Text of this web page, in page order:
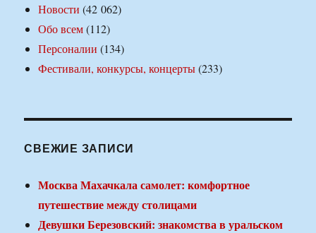
Новости (42 062)
Обо всем(112)
Персоналии (134)
Фестивали, конкурсы, концерты(233)
СВЕЖИЕ ЗАПИСИ
Москва Махачкала самолет: комфортное
путешествие между столицами
Девушки Березовский: знакомства в уральском